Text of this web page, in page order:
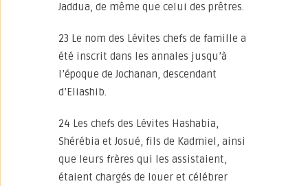
Jaddua, de même que celui des prêtres.
23 Le nom des Lévites chefs de famille a
été inscrit dans les annales jusqu’à
l’époque de Jochanan, descendant
d’Eliashib.
24 Les chefs des Lévites Hashabia,
Shérébia et Josué, fils de Kadmiel, ainsi
que leurs frères qui les assistaient,
étaient chargés de louer et célébrer